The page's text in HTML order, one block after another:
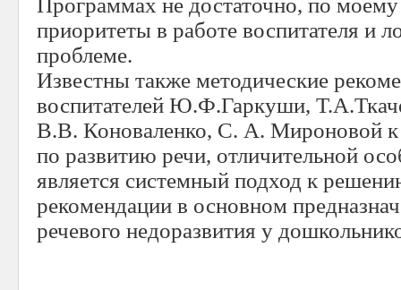
Программах не достаточно, по
приоритеты в работе воспитателя и
проблеме.
Известны также методические
воспитателей Ю.Ф.Гаркуши,
В.В. Коноваленко, С. А. Мироновой к
по развитию речи, отличительной
является системный подход к
рекомендации в основном
речевого недоразвития у